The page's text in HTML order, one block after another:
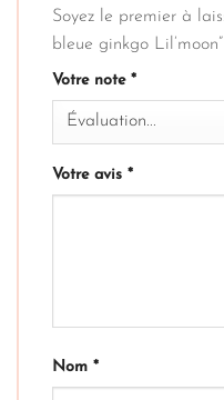
Soyez le premier à
bleue ginkgo Lil’moon”
Votre note *
Votre avis *
Nom *